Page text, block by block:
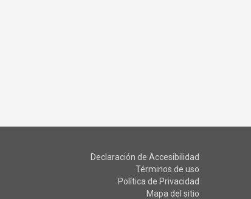
Declaración de Accesibilidad
Términos de uso
Política de Privacidad
Mapa del sitio